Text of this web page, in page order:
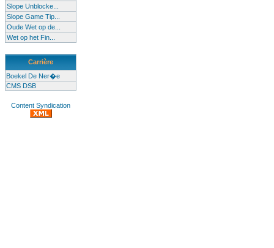
Slope Unblocke...
Slope Game Tip...
Oude Wet op de...
Wet op het Fin...
Carrière
Boekel De Ner�e
CMS DSB
Content Syndication